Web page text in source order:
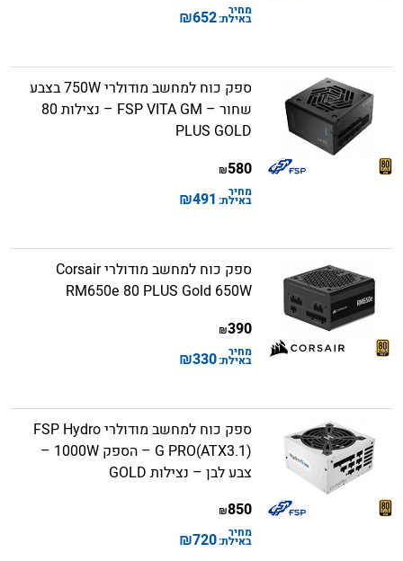
מחיר
באילת:652
₪
ספק כוח למחשב מודולרי 750W בצבע
שחור – FSP VITA GM – נצילות 80
PLUS GOLD
580
₪
מחיר
באילת: 491
₪
ספק כוח למחשב מודולרי Corsair
RM650e 80 PLUS Gold 650W
390
₪
מחיר
באילת:330
₪
ספק כוח למחשב מודולרי FSP Hydro
G PRO(ATX3.1) – הספק 1000W –
צבע לבן – נצילות GOLD
850
₪
מחיר
באילת:720
₪